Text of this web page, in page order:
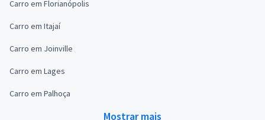
Carro em Florianópolis
Carro em Itajaí
Carro em Joinville
Carro em Lages
Carro em Palhoça
Mostrar mais